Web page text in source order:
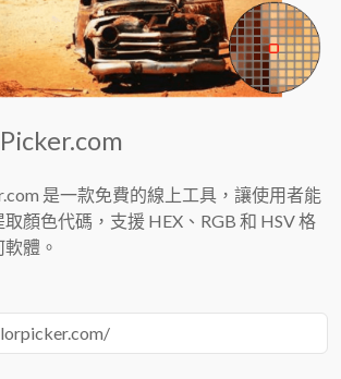
是一款免費的線上工具，讓使用者能
顏色代碼，支援 HEX、RGB 和 HSV 格
體。